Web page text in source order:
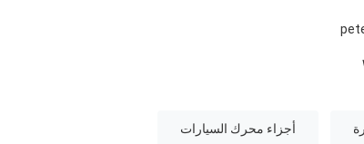
أجزاء محرك السيارات